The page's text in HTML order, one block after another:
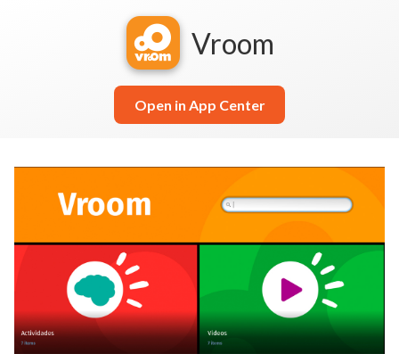
Vroom
Open in App Center